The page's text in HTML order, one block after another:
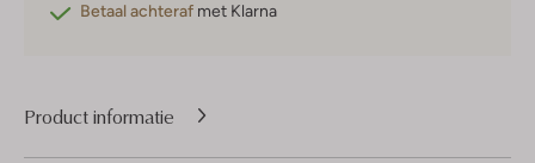
Betaal achteraf met Klarna
Product informatie